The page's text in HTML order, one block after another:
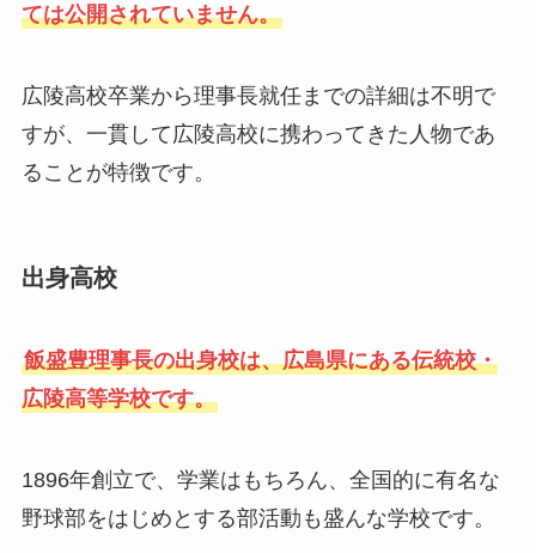
ては公開されていません。
広陵高校卒業から理事長就任までの詳細は不明で
すが、一貫して広陵高校に携わってきた人物であ
ることが特徴です。
出身高校
飯盛豊理事長の出身校は、広島県にある伝統校・
広陵高等学校です。
1896年創立で、学業はもちろん、全国的に有名な
野球部をはじめとする部活動も盛んな学校です。